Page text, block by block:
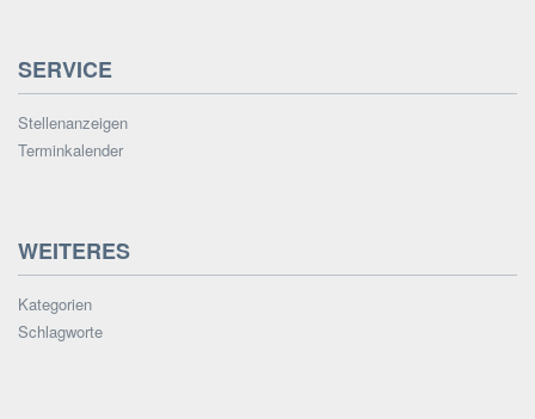
SERVICE
Stellenanzeigen
Terminkalender
WEITERES
Kategorien
Schlagworte